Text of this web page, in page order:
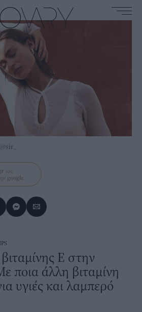
ως
google
Ε στην
ποια άλλη βιταμίνη
υγιές και λαμπερό